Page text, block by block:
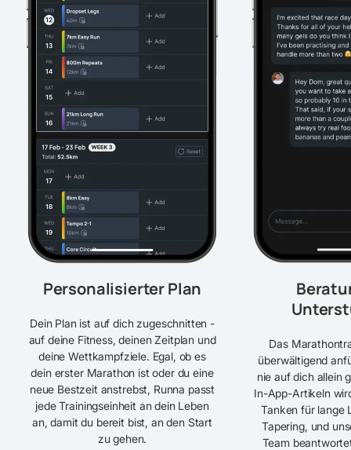
Personalisierter Plan
Dein Plan ist auf dich zugeschnitten -
auf deine Fitness, deinen Zeitplan und
deine Wettkampfziele. Egal, ob es
dein erster Marathon ist oder du eine
neue Bestzeit anstrebst, Runna passt
jede Trainingseinheit an dein Leben
an, damit du bereit bist, an den Start
zu gehen.
Das
überwältigend
nie auf dich allein
In-App-Artikeln
Tanken für lange
Tapering, und
Team